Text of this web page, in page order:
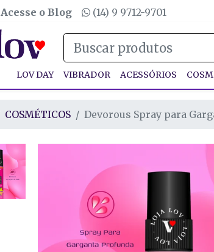
Acesse o Blog (14) 9 9712-9701
LOV DAY VIBRADOR ACESSÓRIOS
COSMÉTICOS Devorous Spray para